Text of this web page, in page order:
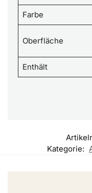
Farbe
Oberfläche
Enthält
Kategorie: